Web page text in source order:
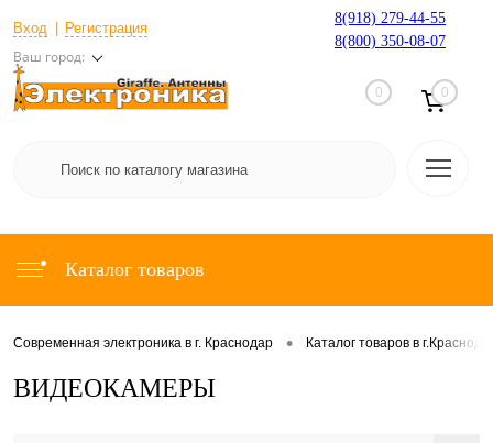
Вход Регистрация
Ваш город:
8(918) 279-44-55
8(800) 350-08-07
0 0
Каталог товаров
Современная электроника в г. Краснодар • Каталог товаров в
ВИДЕОКАМЕРЫ